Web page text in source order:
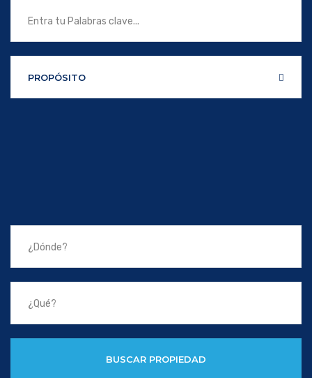
PROPÓSITO
BUSCAR PROPIEDAD